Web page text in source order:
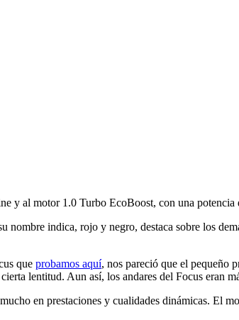
y al motor 1.0 Turbo EcoBoost, con una potencia
indica, rojo y negro, destaca sobre los
que probamos aquí, nos pareció que el pequeño
lentitud. Aun así, los andares del Focus eran
en prestaciones y cualidades dinámicas. El